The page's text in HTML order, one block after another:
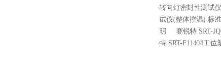
转向灯密封性测试
试仪(整体控温) 标准
明
赛锐特 SRT-
特 SRT-F11404工